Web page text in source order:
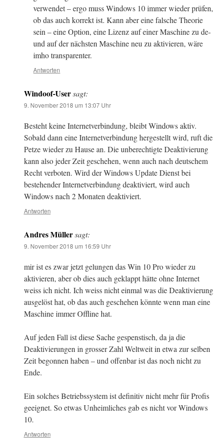
verwendet – ergo muss Windows 10 immer wieder prüfen,
ob das auch korrekt ist. Kann aber eine falsche Theorie
sein – eine Option, eine Lizenz auf einer Maschine zu de-
und auf der nächsten Maschine neu zu aktivieren, wäre
imho transparenter.
Antworten
Windoof-User sagt:
9. November 2018 um 13:07 Uhr
Besteht keine Internetverbindung, bleibt Windows aktiv.
Sobald dann eine Internetverbindung hergestellt wird, ruft die
Petze wieder zu Hause an. Die unberechtigte Deaktivierung
kann also jeder Zeit geschehen, wenn auch nach deutschem
Recht verboten. Wird der Windows Update Dienst bei
bestehender Internetverbindung deaktiviert, wird auch
Windows nach 2 Monaten deaktiviert.
Antworten
Andres Müller sagt:
9. November 2018 um 16:59 Uhr
mir ist es zwar jetzt gelungen das Win 10 Pro wieder zu
aktivieren, aber ob dies auch geklappt hätte ohne Internet
weiss ich nicht. Ich weiss nicht einmal was die Deaktivierung
ausgelöst hat, ob das auch geschehen könnte wenn man eine
Maschine immer Offline hat.
Auf jeden Fall ist diese Sache gespenstisch, da ja die
Deaktivierungen in grosser Zahl Weltweit in etwa zur selben
Zeit begonnen haben – und offenbar ist das noch nicht zu
Ende.
Ein solches Betriebssystem ist definitiv nicht mehr für Profis
geeignet. So etwas Unheimliches gab es nicht vor Windows
10.
Antworten